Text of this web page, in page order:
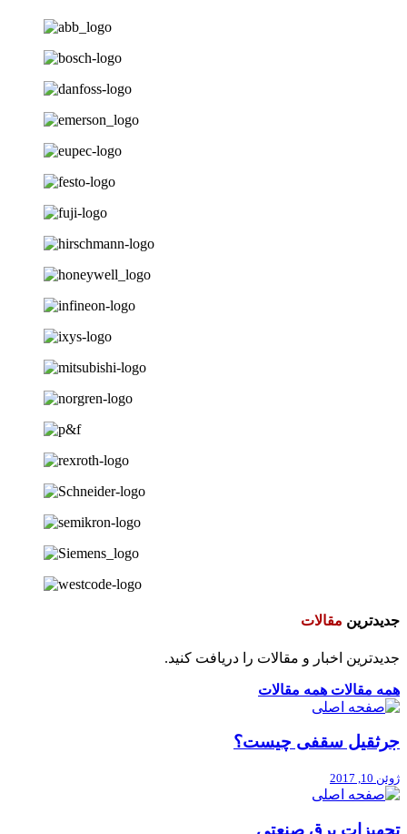
جدیدترین مقالات
جدیدترین اخبار و مقالات را دریافت کنید.
همه مقالات همه مقالات
جرثقیل سقفی چیست؟
ژوئن 10, 2017
تجهیزات برق صنعتی